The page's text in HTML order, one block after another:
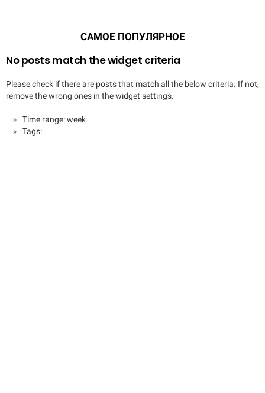
САМОЕ ПОПУЛЯРНОЕ
No posts match the widget criteria
Please check if there are posts that match all the below criteria. If not,
remove the wrong ones in the widget settings.
Time range: week
Tags: